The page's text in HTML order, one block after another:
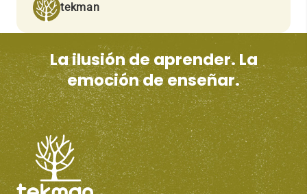
tekman
La ilusión de aprender. La
emoción de enseñar.